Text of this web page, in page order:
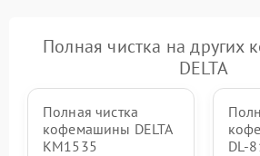
Полная чистка на других
DELTA
Полная чистка
кофемашины DELTA
KM1535
DL-